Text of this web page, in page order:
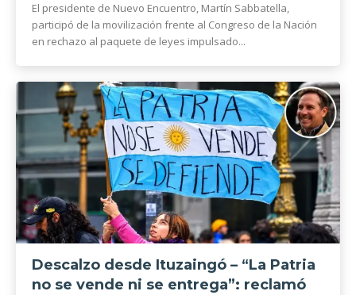
El presidente de Nuevo Encuentro, Martín Sabbatella,
participó de la movilización frente al Congreso de la Nación
en rechazo al paquete de leyes impulsado...
Descalzo desde Ituzaingó – “La Patria
no se vende ni se entrega”: reclamó